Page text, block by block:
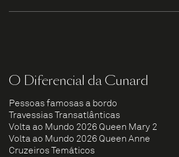
O Diferencial da Cunard
Pessoas famosas a bordo
Travessias Transatlânticas
Volta ao Mundo 2026 Queen Mary 2
Volta ao Mundo 2026 Queen Anne
Cruzeiros Temáticos